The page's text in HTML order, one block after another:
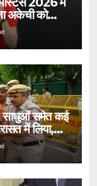
अकेची को
साधुओं समेत कई
में लिया,